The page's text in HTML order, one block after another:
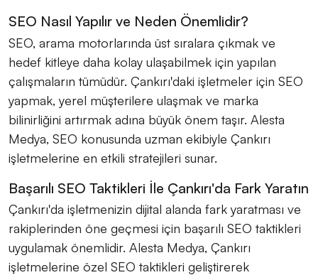
SEO Nasıl Yapılır ve Neden Önemlidir?
SEO, arama motorlarında üst sıralara çıkmak ve
hedef kitleye daha kolay ulaşabilmek için yapılan
çalışmaların tümüdür. Çankırı'daki işletmeler için SEO
yapmak, yerel müşterilere ulaşmak ve marka
bilinirliğini artırmak adına büyük önem taşır. Alesta
Medya, SEO konusunda uzman ekibiyle Çankırı
işletmelerine en etkili stratejileri sunar.
Başarılı SEO Taktikleri İle Çankırı'da Fark Yaratın
Çankırı'da işletmenizin dijital alanda fark yaratması ve
rakiplerinden öne geçmesi için başarılı SEO taktikleri
uygulamak önemlidir. Alesta Medya, Çankırı
işletmelerine özel SEO taktikleri geliştirerek